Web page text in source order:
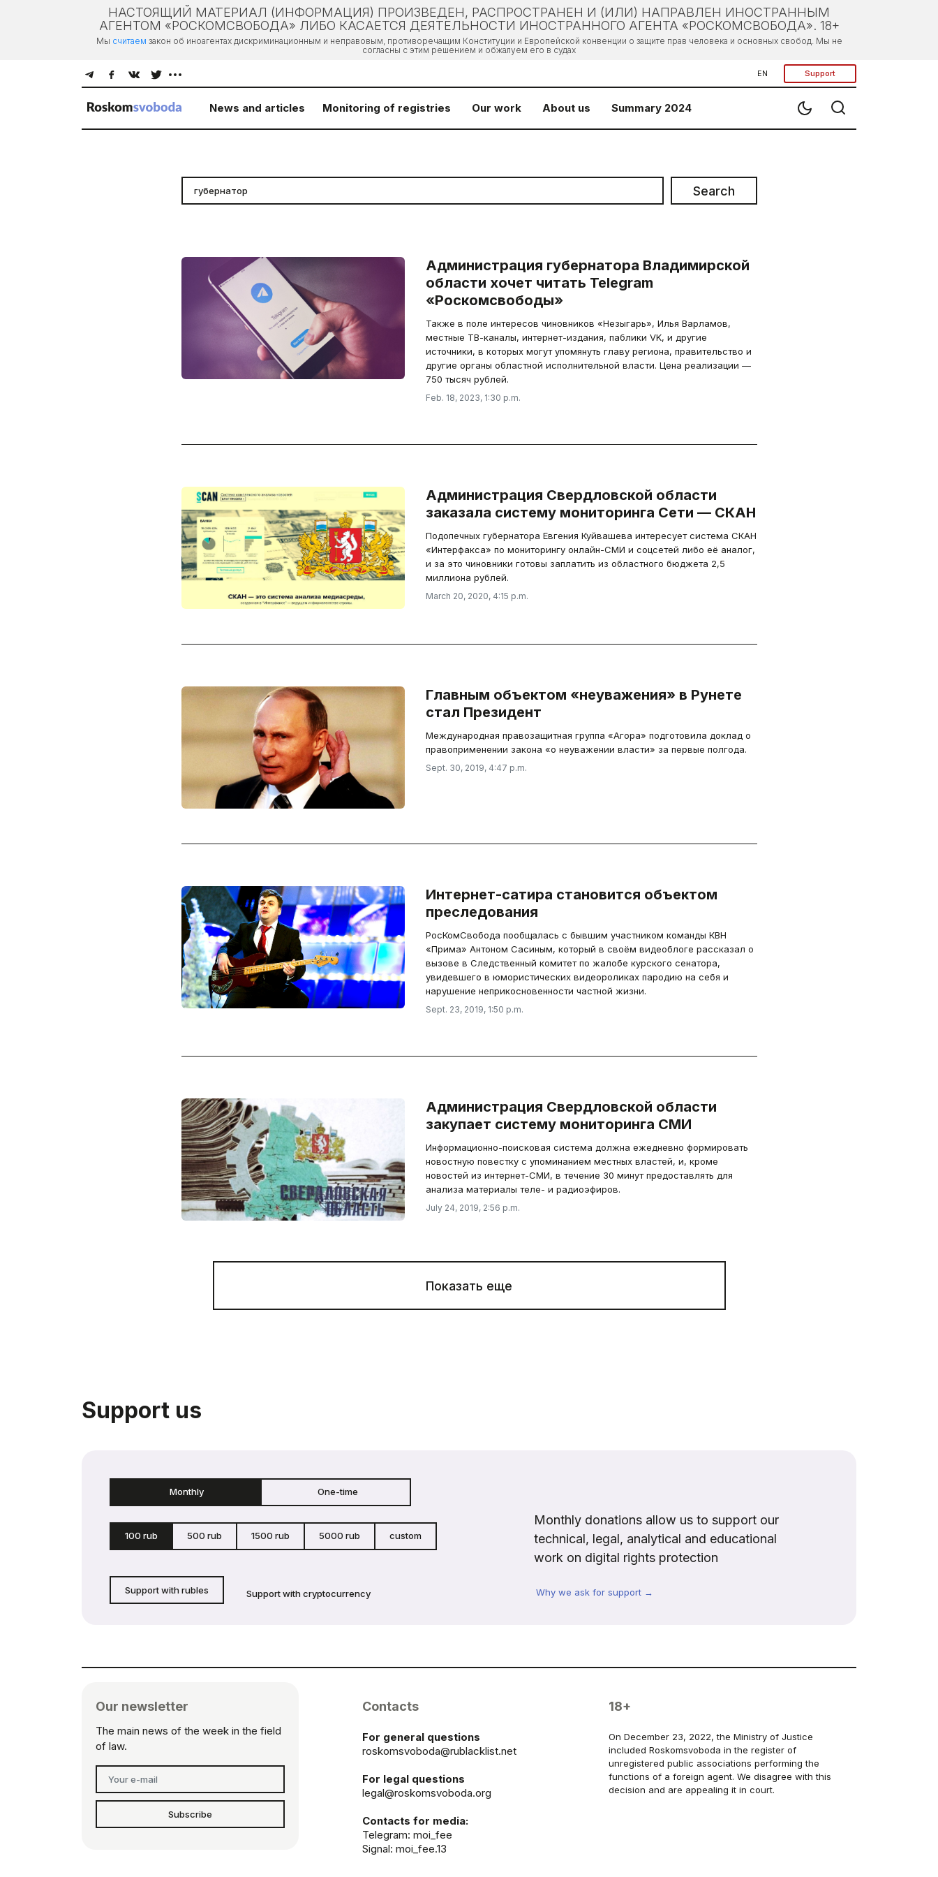
НАСТОЯЩИЙ МАТЕРИАЛ (ИНФОРМАЦИЯ) ПРОИЗВЕДЕН, РАСПРОСТРАНЕН И (ИЛИ) НАПРАВЛЕН ИНОСТРАННЫМ
АГЕНТОМ «РОСКОМСВОБОДА» ЛИБО КАСАЕТСЯ ДЕЯТЕЛЬНОСТИ ИНОСТРАННОГО АГЕНТА «РОСКОМСВОБОДА». 18+
Мы считаем закон об иноагентах дискриминационным и неправовым, противоречащим Конституции и Европейской конвенции о защите прав человека и основных свобод. Мы не
согласны с этим решением и обжалуем его в судах
EN Support
News and articles Monitoring of registries Our work About us Summary 2024
Search
Администрация губернатора Владимирской
области хочет читать Telegram
«Роскомсвободы»
Также в поле интересов чиновников «Незыгарь», Илья Варламов,
местные ТВ-каналы, интернет-издания, паблики VK, и другие
источники, в которых могут упомянуть главу региона, правительство и
другие органы областной исполнительной власти. Цена реализации —
750 тысяч рублей.
Feb. 18, 2023, 1:30 p.m.
Администрация Свердловской области
заказала систему мониторинга Сети — СКАН
Подопечных губернатора Евгения Куйвашева интересует система СКАН
«Интерфакса» по мониторингу онлайн-СМИ и соцсетей либо её аналог,
и за это чиновники готовы заплатить из областного бюджета 2,5
миллиона рублей.
March 20, 2020, 4:15 p.m.
Главным объектом «неуважения» в Рунете
стал Президент
Международная правозащитная группа «Агора» подготовила доклад о
правоприменении закона «о неуважении власти» за первые полгода.
Sept. 30, 2019, 4:47 p.m.
Интернет-сатира становится объектом
преследования
РосКомСвобода пообщалась с бывшим участником команды КВН
«Прима» Антоном Сасиным, который в своём видеоблоге рассказал о
вызове в Следственный комитет по жалобе курского сенатора,
увидевшего в юмористических видеороликах пародию на себя и
нарушение неприкосновенности частной жизни.
Sept. 23, 2019, 1:50 p.m.
Администрация Свердловской области
закупает систему мониторинга СМИ
Информационно-поисковая система должна ежедневно формировать
новостную повестку с упоминанием местных властей, и, кроме
новостей из интернет-СМИ, в течение 30 минут предоставлять для
анализа материалы теле- и радиоэфиров.
July 24, 2019, 2:56 p.m.
Показать еще
Support us
Monthly One-time
100 rub 500 rub 1500 rub 5000 rub custom
Support with rubles Support with cryptocurrency
Monthly donations allow us to support our
technical, legal, analytical and educational
work on digital rights protection
Why we ask for support →
Our newsletter
The main news of the week in the field
of law.
Subscribe
Contacts
For general questions
roskomsvoboda@rublacklist.net
For legal questions
legal@roskomsvoboda.org
Contacts for media:
Telegram: moi_fee
Signal: moi_fee.13
18+
On December 23, 2022, the Ministry of Justice
included Roskomsvoboda in the register of
unregistered public associations performing the
functions of a foreign agent. We disagree with this
decision and are appealing it in court.